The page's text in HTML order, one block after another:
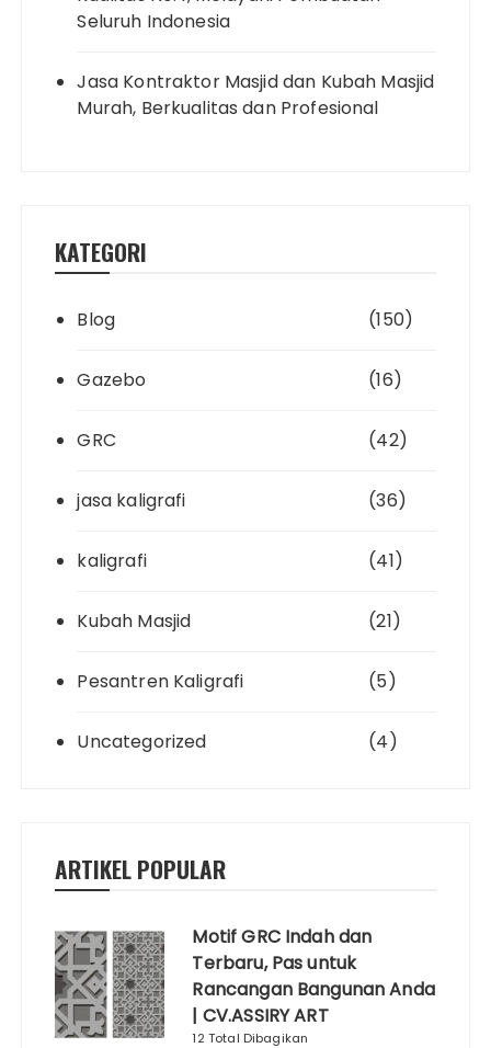
Seluruh Indonesia
Jasa Kontraktor Masjid dan Kubah Masjid
Murah, Berkualitas dan Profesional
KATEGORI
Blog (150)
Gazebo (16)
GRC (42)
jasa kaligrafi (36)
kaligrafi (41)
Kubah Masjid (21)
Pesantren Kaligrafi (5)
Uncategorized (4)
ARTIKEL POPULAR
Motif GRC Indah dan
Terbaru, Pas untuk
Rancangan Bangunan Anda
| CV.ASSIRY ART
12 Total Dibagikan